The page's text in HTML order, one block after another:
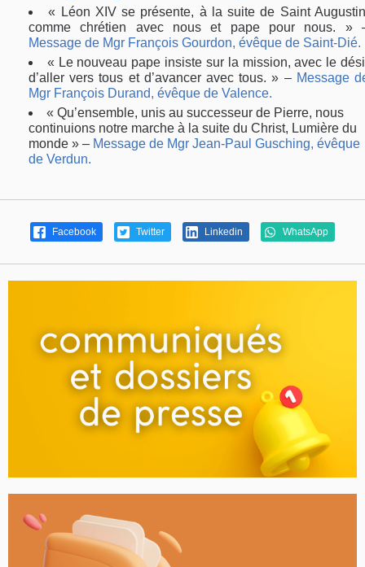
« Léon XIV se présente, à la suite de Saint
comme chrétien avec nous et pape pour nous. »
Message de Mgr François Gourdon, évêque de Saint-Dié.
« Le nouveau pape insiste sur la mission, avec le
d’aller vers tous et d’avancer avec tous. » – Message
Mgr François Durand, évêque de Valence.
« Qu’ensemble, unis au successeur de Pierre, nous
continuions notre marche à la suite du Christ, Lumière du
monde » – Message de Mgr Jean-Paul Gusching, évêque
de Verdun.
Facebook Twitter Linkedin WhatsApp